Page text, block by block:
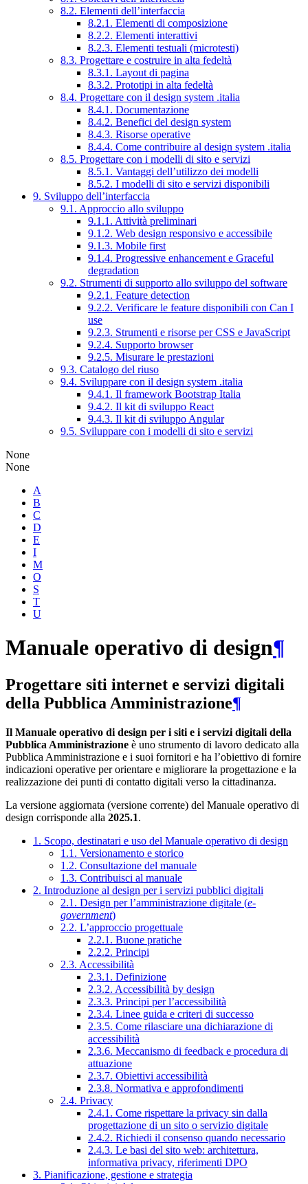
8.2. Elementi dell’interfaccia
8.2.1. Elementi di composizione
8.2.2. Elementi interattivi
8.2.3. Elementi testuali (microtesti)
8.3. Progettare e costruire in alta fedeltà
8.3.1. Layout di pagina
8.3.2. Prototipi in alta fedeltà
8.4. Progettare con il design system .italia
8.4.1. Documentazione
8.4.2. Benefici del design system
8.4.3. Risorse operative
8.4.4. Come contribuire al design system .italia
8.5. Progettare con i modelli di sito e servizi
8.5.1. Vantaggi dell’utilizzo dei modelli
8.5.2. I modelli di sito e servizi disponibili
9. Sviluppo dell’interfaccia
9.1. Approccio allo sviluppo
9.1.1. Attività preliminari
9.1.2. Web design responsivo e accessibile
9.1.3. Mobile first
9.1.4. Progressive enhancement e Graceful
degradation
9.2. Strumenti di supporto allo sviluppo del software
9.2.1. Feature detection
9.2.2. Verificare le feature disponibili con Can I
use
9.2.3. Strumenti e risorse per CSS e JavaScript
9.2.4. Supporto browser
9.2.5. Misurare le prestazioni
9.3. Catalogo del riuso
9.4. Sviluppare con il design system .italia
9.4.1. Il framework Bootstrap Italia
9.4.2. Il kit di sviluppo React
9.4.3. Il kit di sviluppo Angular
9.5. Sviluppare con i modelli di sito e servizi
None
None
A
B
C
D
E
I
M
O
S
T
U
Manuale operativo di design¶
Progettare siti internet e servizi digitali
della Pubblica Amministrazione¶
Il Manuale operativo di design per i siti e i servizi digitali della
Pubblica Amministrazione è uno strumento di lavoro dedicato alla
Pubblica Amministrazione e i suoi fornitori e ha l’obiettivo di fornire
indicazioni operative per orientare e migliorare la progettazione e la
realizzazione dei punti di contatto digitali verso la cittadinanza.
La versione aggiornata (versione corrente) del Manuale operativo di
design corrisponde alla 2025.1.
1. Scopo, destinatari e uso del Manuale operativo di design
1.1. Versionamento e storico
1.2. Consultazione del manuale
1.3. Contribuisci al manuale
2. Introduzione al design per i servizi pubblici digitali
2.1. Design per l’amministrazione digitale (e-
government)
2.2. L’approccio progettuale
2.2.1. Buone pratiche
2.2.2. Principi
2.3. Accessibilità
2.3.1. Definizione
2.3.2. Accessibilità by design
2.3.3. Principi per l’accessibilità
2.3.4. Linee guida e criteri di successo
2.3.5. Come rilasciare una dichiarazione di
accessibilità
2.3.6. Meccanismo di feedback e procedura di
attuazione
2.3.7. Obiettivi accessibilità
2.3.8. Normativa e approfondimenti
2.4. Privacy
2.4.1. Come rispettare la privacy sin dalla
progettazione di un sito o servizio digitale
2.4.2. Richiedi il consenso quando necessario
2.4.3. Le basi del sito web: architettura,
informativa privacy, riferimenti DPO
3. Pianificazione, gestione e strategia